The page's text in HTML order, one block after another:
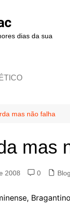
dias da sua
mas não falha
mas
2008 0 Blog